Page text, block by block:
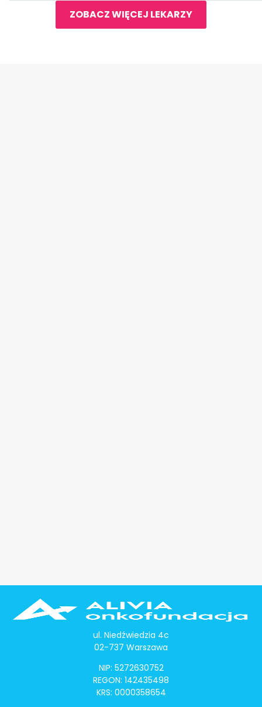
ZOBACZ WIĘCEJ LEKARZY
ul. Niedźwiedzia 4c
02-737 Warszawa
NIP: 5272630752
REGON: 142435498
KRS: 0000358654